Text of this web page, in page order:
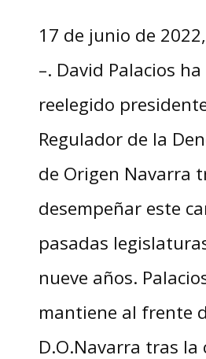
17 de junio de
–. David Palacios
reelegido
Regulador de la
de Origen Navarra
desempeñar este
pasadas
nueve años.
mantiene al frente
D.O.Navarra tras la